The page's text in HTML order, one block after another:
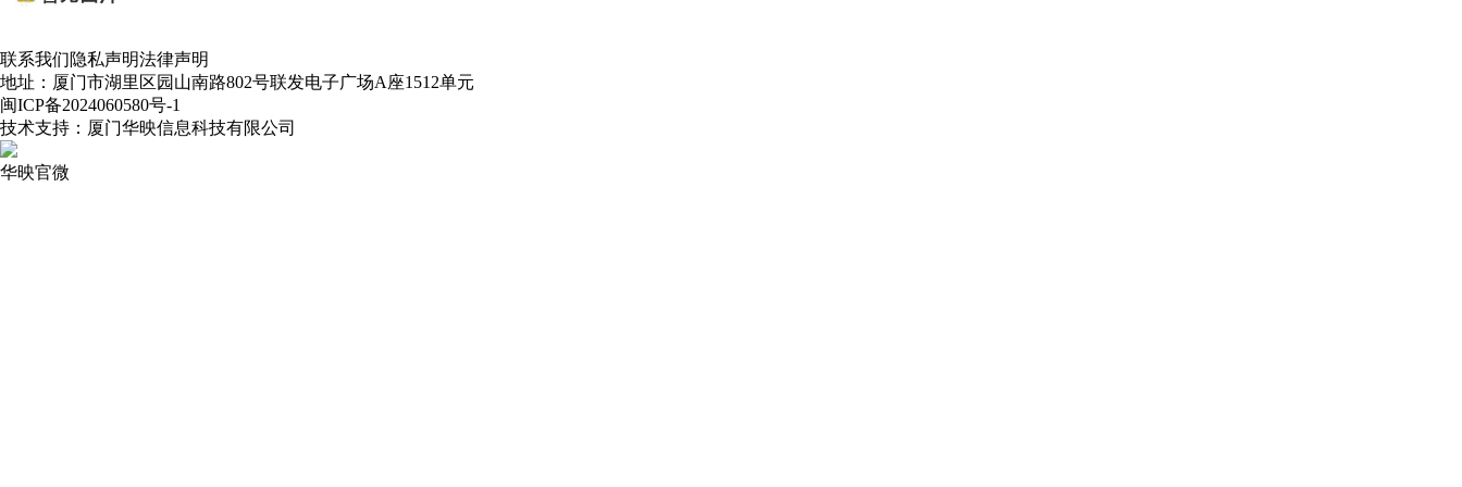
联系我们隐私声明法律声明
地址：厦门市湖里区园山南路802号联发电子广场A座1512单元
闽ICP备2024060580号-1
技术支持：厦门华映信息科技有限公司
华映官微